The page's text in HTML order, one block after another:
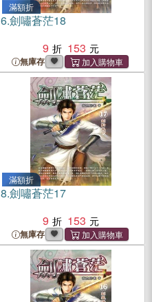
滿額折
6.劍嘯蒼茫18
9
153
無庫存
滿額折
8.劍嘯蒼茫17
9
153
無庫存